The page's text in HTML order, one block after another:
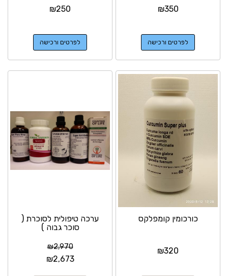
₪350
לפרטים ורכישה
₪250
לפרטים ורכישה
כורכומין קומפלקס
₪320
ערכה טיפולית לסוכרת (
סוכר גבוה )
₪2,970
₪2,673